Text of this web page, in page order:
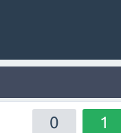
0 1